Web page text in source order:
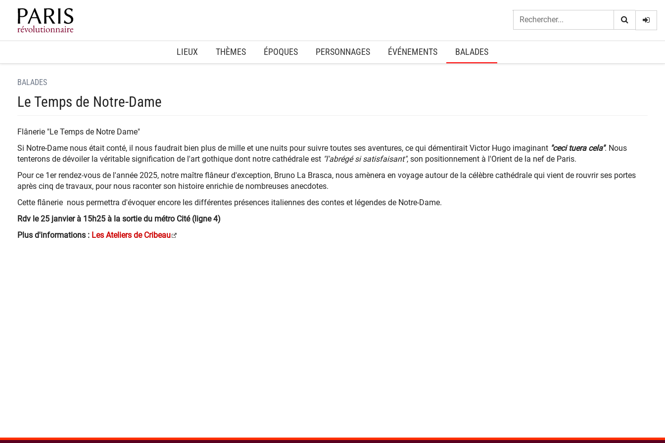
Home
LIEUX THÈMES ÉPOQUES PERSONNAGES ÉVÉNEMENTS BALADES
BALADES
Le Temps de Notre-Dame
Flânerie "Le Temps de Notre Dame"
Si Notre-Dame nous était conté, il nous faudrait bien plus de mille et une nuits pour suivre toutes ses aventures, ce qui démentirait Victor Hugo imaginant "ceci tuera cela". Nous
tenterons de dévoiler la véritable signification de l'art gothique dont notre cathédrale est "l'abrégé si satisfaisant", son positionnement à l'Orient de la nef de Paris.
Pour ce 1er rendez-vous de l'année 2025, notre maître flâneur d'exception, Bruno La Brasca, nous amènera en voyage autour de la célèbre cathédrale qui vient de rouvrir ses portes
après cinq de travaux, pour nous raconter son histoire enrichie de nombreuses anecdotes.
Cette flânerie nous permettra d'évoquer encore les différentes présences italiennes des contes et légendes de Notre-Dame.
Rdv le 25 janvier à 15h25 à la sortie du métro Cité (ligne 4)
Plus d'informations : Les Ateliers de Cribeau